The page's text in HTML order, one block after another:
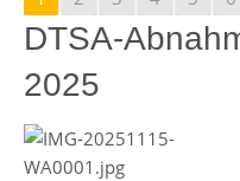
DTSA-
2025